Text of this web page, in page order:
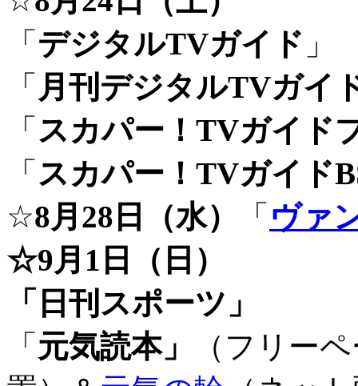
「 デジタルTVガイド 」
「 月刊デジタルTVガイ
「 スカパー！TVガイド
「 スカパー！TVガイド
☆8月28日（水） 「 ヴァ
☆9月1日（日）
「日刊スポーツ」
「 元気読本」
（フリー